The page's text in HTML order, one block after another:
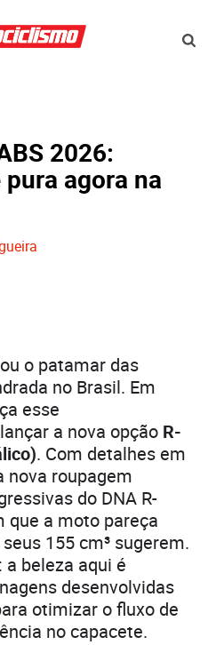
2026:
agora na
o patamar das
no Brasil. Em
esse
a nova opção R-
. Com detalhes em
nova roupagem
do DNA R-
que a moto pareça
155 cm³ sugerem.
a beleza aqui é
desenvolvidas
otimizar o fluxo de
no capacete.